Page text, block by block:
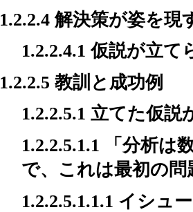
1.2.2.4 解決策が姿を
1.2.2.4.1 仮説が立
1.2.2.5 教訓と成功例
1.2.2.5.1 立てた仮
1.2.2.5.1.1 「分析は
で、これは最初の
1.2.2.5.1.1.1 イシュ